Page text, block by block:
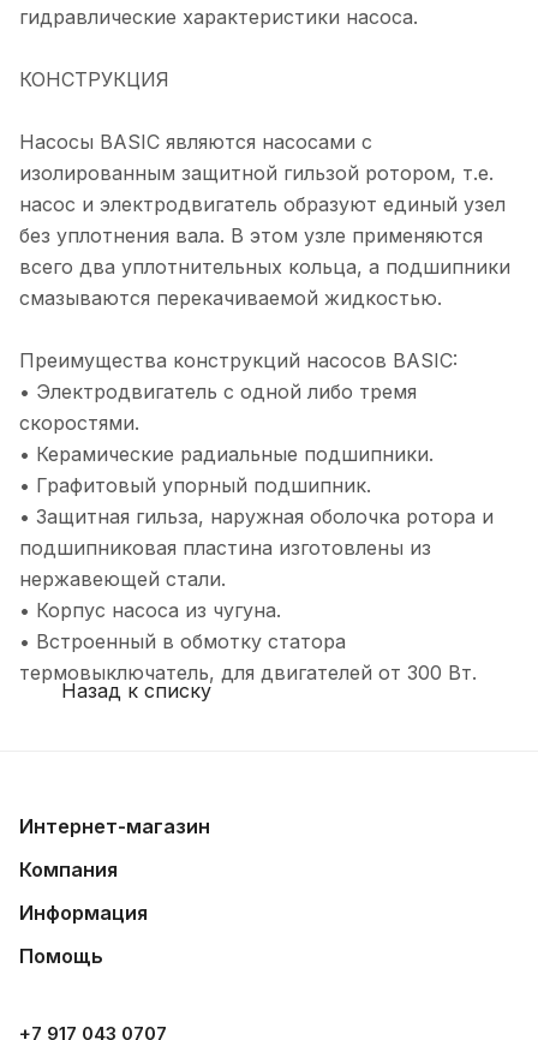
гидравлические характеристики насоса.
КОНСТРУКЦИЯ
Насосы BASIC являются насосами с
изолированным защитной гильзой ротором, т.е.
насос и электродвигатель образуют единый узел
без уплотнения вала. В этом узле применяются
всего два уплотнительных кольца, а подшипники
смазываются перекачиваемой жидкостью.
Преимущества конструкций насосов BASIC:
• Электродвигатель с одной либо тремя
скоростями.
• Керамические радиальные подшипники.
• Графитовый упорный подшипник.
• Защитная гильза, наружная оболочка ротора и
подшипниковая пластина изготовлены из
нержавеющей стали.
• Корпус насоса из чугуна.
• Встроенный в обмотку статора
термовыключатель, для двигателей от 300 Вт.
Назад к списку
Интернет-магазин
Компания
Информация
Помощь
+7 917 043 0707